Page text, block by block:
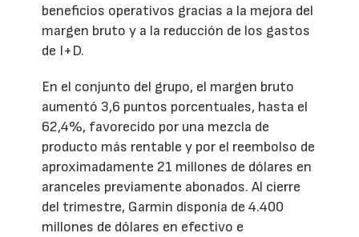
beneficios operativos gracias a la mejora del
margen bruto y a la reducción de los gastos
de I+D.
En el conjunto del grupo, el margen bruto
aumentó 3,6 puntos porcentuales, hasta el
62,4%, favorecido por una mezcla de
producto más rentable y por el reembolso de
aproximadamente 21 millones de dólares en
aranceles previamente abonados. Al cierre
del trimestre, Garmin disponía de 4.400
millones de dólares en efectivo e